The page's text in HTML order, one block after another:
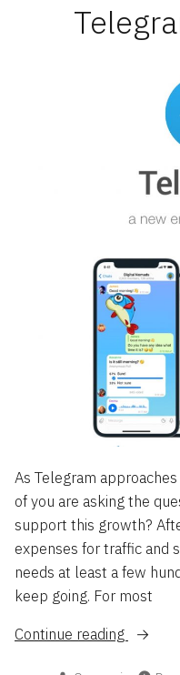
As Telegram
of you are asking the
support this growth?
expenses for traffic and
needs at least a few
keep going. For most
Continue reading